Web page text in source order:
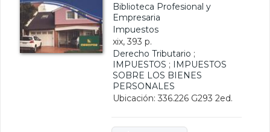
Biblioteca Profesional y
Empresaria
Impuestos
xix, 393 p.
Derecho Tributario ;
IMPUESTOS ; IMPUESTOS
SOBRE LOS BIENES
PERSONALES
Ubicación: 336.226 G293 2ed.